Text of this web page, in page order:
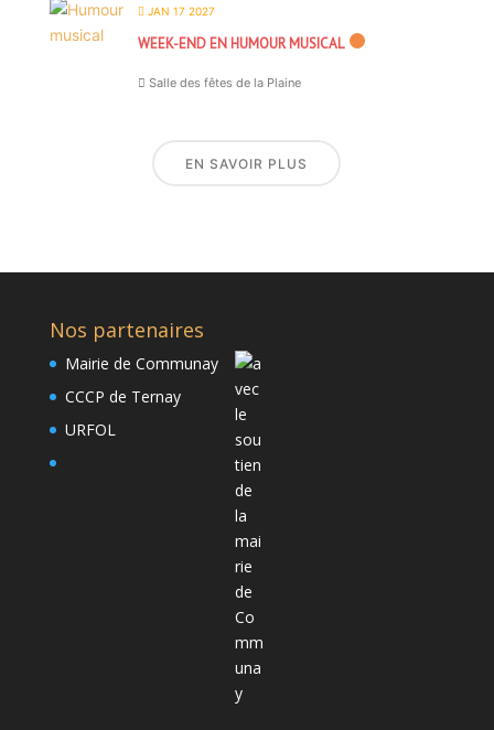
JAN 17 2027
WEEK-END EN HUMOUR MUSICAL
Salle des fêtes de la Plaine
EN SAVOIR PLUS
Nos partenaires
Mairie de Communay
CCCP de Ternay
URFOL